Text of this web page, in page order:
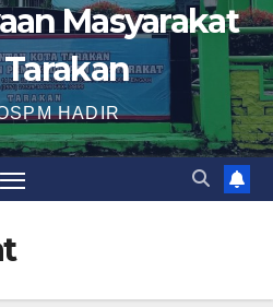
Masyarakat
HADIR